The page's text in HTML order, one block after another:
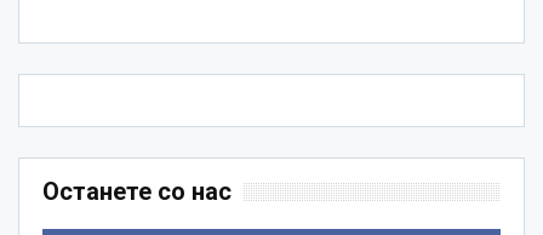
Останете со нас